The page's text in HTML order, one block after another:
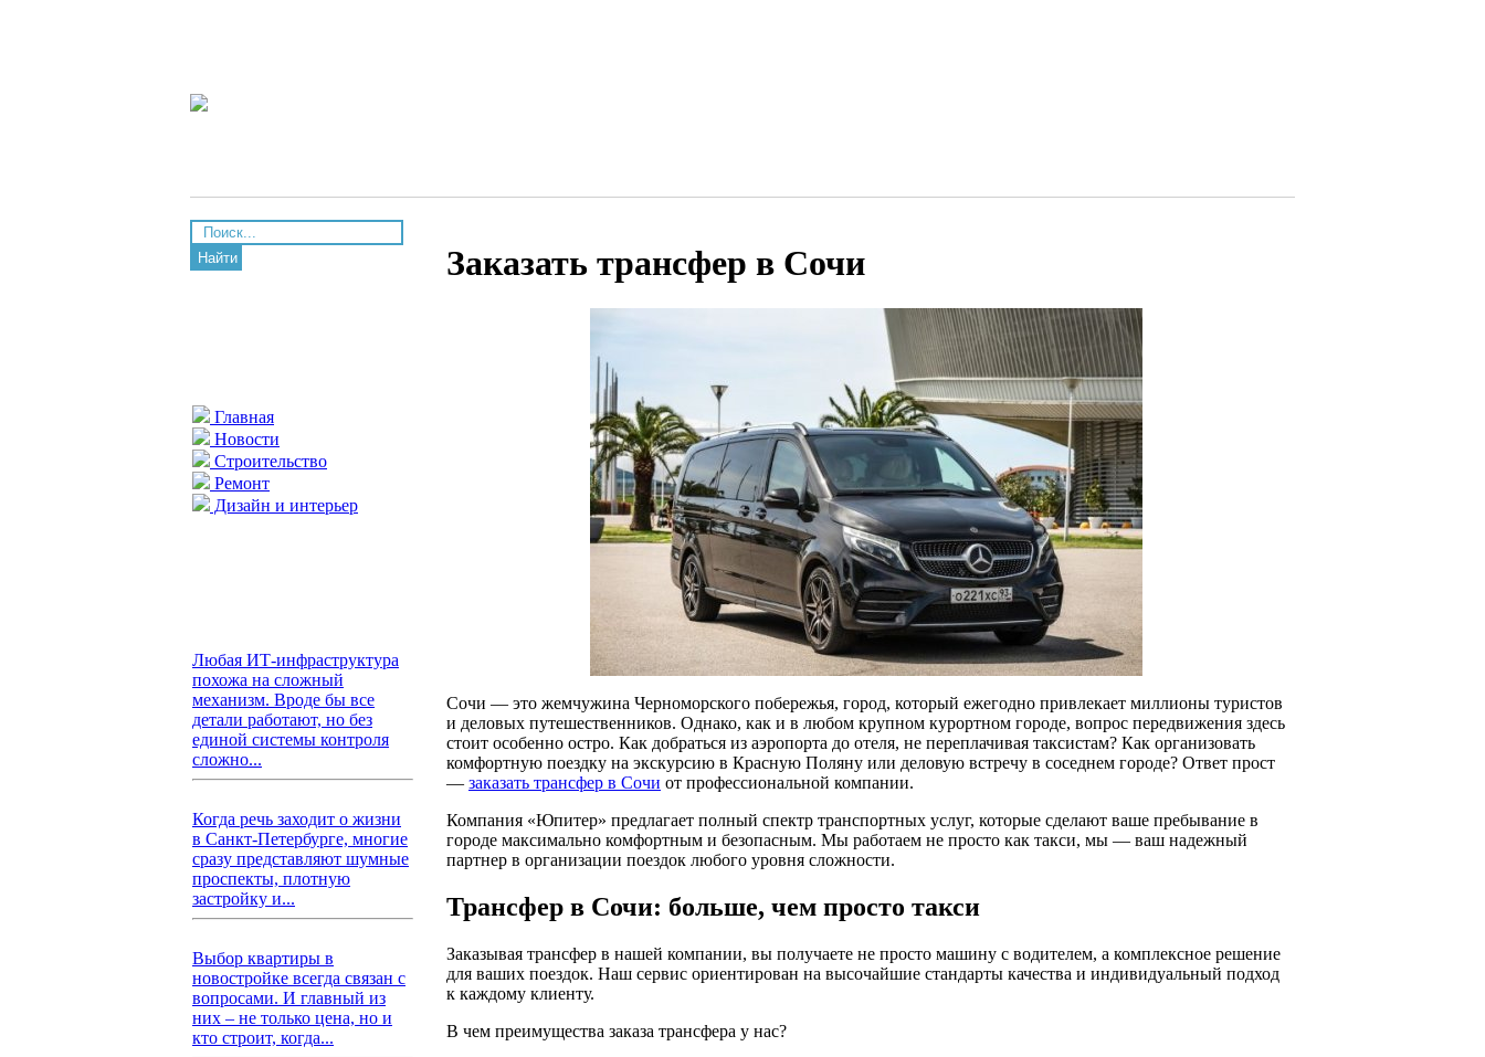
Найти
Главная
Новости
Строительство
Ремонт
Дизайн и интерьер
Любая ИТ-инфраструктура
похожа на сложный
механизм. Вроде бы все
детали работают, но без
единой системы контроля
сложно...
Когда речь заходит о жизни
в Санкт-Петербурге, многие
сразу представляют шумные
проспекты, плотную
застройку и...
Выбор квартиры в
новостройке всегда связан с
вопросами. И главный из
них – не только цена, но и
кто строит, когда...
Заказать трансфер в Сочи
Сочи — это жемчужина Черноморского побережья, город, который ежегодно привлекает миллионы туристов
и деловых путешественников. Однако, как и в любом крупном курортном городе, вопрос передвижения здесь
стоит особенно остро. Как добраться из аэропорта до отеля, не переплачивая таксистам? Как организовать
комфортную поездку на экскурсию в Красную Поляну или деловую встречу в соседнем городе? Ответ прост
— заказать трансфер в Сочи от профессиональной компании.
Компания «Юпитер» предлагает полный спектр транспортных услуг, которые сделают ваше пребывание в
городе максимально комфортным и безопасным. Мы работаем не просто как такси, мы — ваш надежный
партнер в организации поездок любого уровня сложности.
Трансфер в Сочи: больше, чем просто такси
Заказывая трансфер в нашей компании, вы получаете не просто машину с водителем, а комплексное решение
для ваших поездок. Наш сервис ориентирован на высочайшие стандарты качества и индивидуальный подход
к каждому клиенту.
В чем преимущества заказа трансфера у нас?